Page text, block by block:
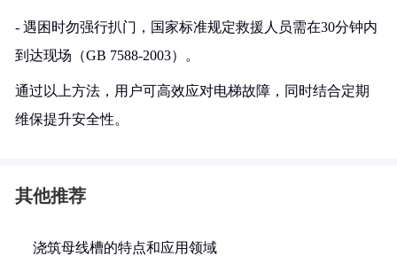
- 遇困时勿强行扒门，国家标准规定救援人员需在30分钟内
到达现场（GB 7588-2003）。
通过以上方法，用户可高效应对电梯故障，同时结合定期
维保提升安全性。
其他推荐
浇筑母线槽的特点和应用领域